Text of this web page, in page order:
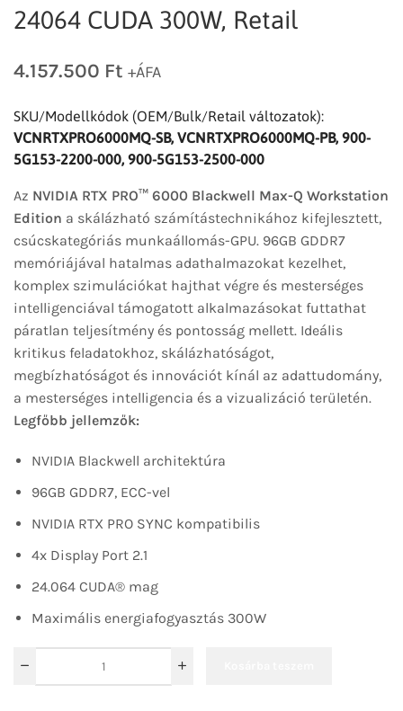
24064 CUDA 300W, Retail
4.157.500 Ft +ÁFA
SKU/Modellkódok (OEM/Bulk/Retail változatok):
VCNRTXPRO6000MQ-SB, VCNRTXPRO6000MQ-PB, 900-
5G153-2200-000, 900-5G153-2500-000
Az NVIDIA RTX PRO™ 6000 Blackwell Max-Q Workstation
Edition a skálázható számítástechnikához kifejlesztett,
csúcskategóriás munkaállomás-GPU. 96GB GDDR7
memóriájával hatalmas adathalmazokat kezelhet,
komplex szimulációkat hajthat végre és mesterséges
intelligenciával támogatott alkalmazásokat futtathat
páratlan teljesítmény és pontosság mellett. Ideális
kritikus feladatokhoz, skálázhatóságot,
megbízhatóságot és innovációt kínál az adattudomány,
a mesterséges intelligencia és a vizualizáció területén.
Legfőbb jellemzők:
NVIDIA Blackwell architektúra
96GB GDDR7, ECC-vel
NVIDIA RTX PRO SYNC kompatibilis
4x Display Port 2.1
24.064 CUDA® mag
Maximális energiafogyasztás 300W